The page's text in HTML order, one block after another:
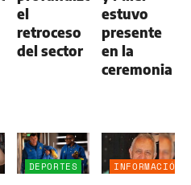
el
retroceso
del sector
estuvo
presente
en la
ceremonia
DEPORTES
INFORMACIÓN